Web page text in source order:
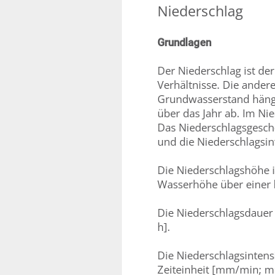
Niederschlag
Grundlagen
Der Niederschlag ist
Verhältnisse. Die
Grundwasserstand
über das Jahr ab. Im
Das
und die
Die
Wasserhöhe über
Die
h].
Die
Zeiteinheit [mm/min;